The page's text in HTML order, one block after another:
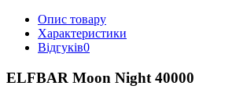
Опис товару
Характеристики
Відгуків0
ELFBAR Moon Night 40000